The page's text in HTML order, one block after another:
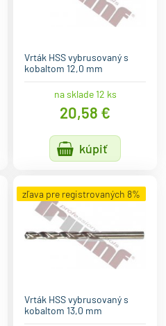
Vrták HSS vybrusovaný s
kobaltom 12,0 mm
na sklade 12 ks
20,58 €
kúpiť
zľava pre registrovaných 8%
Vrták HSS vybrusovaný s
kobaltom 13,0 mm